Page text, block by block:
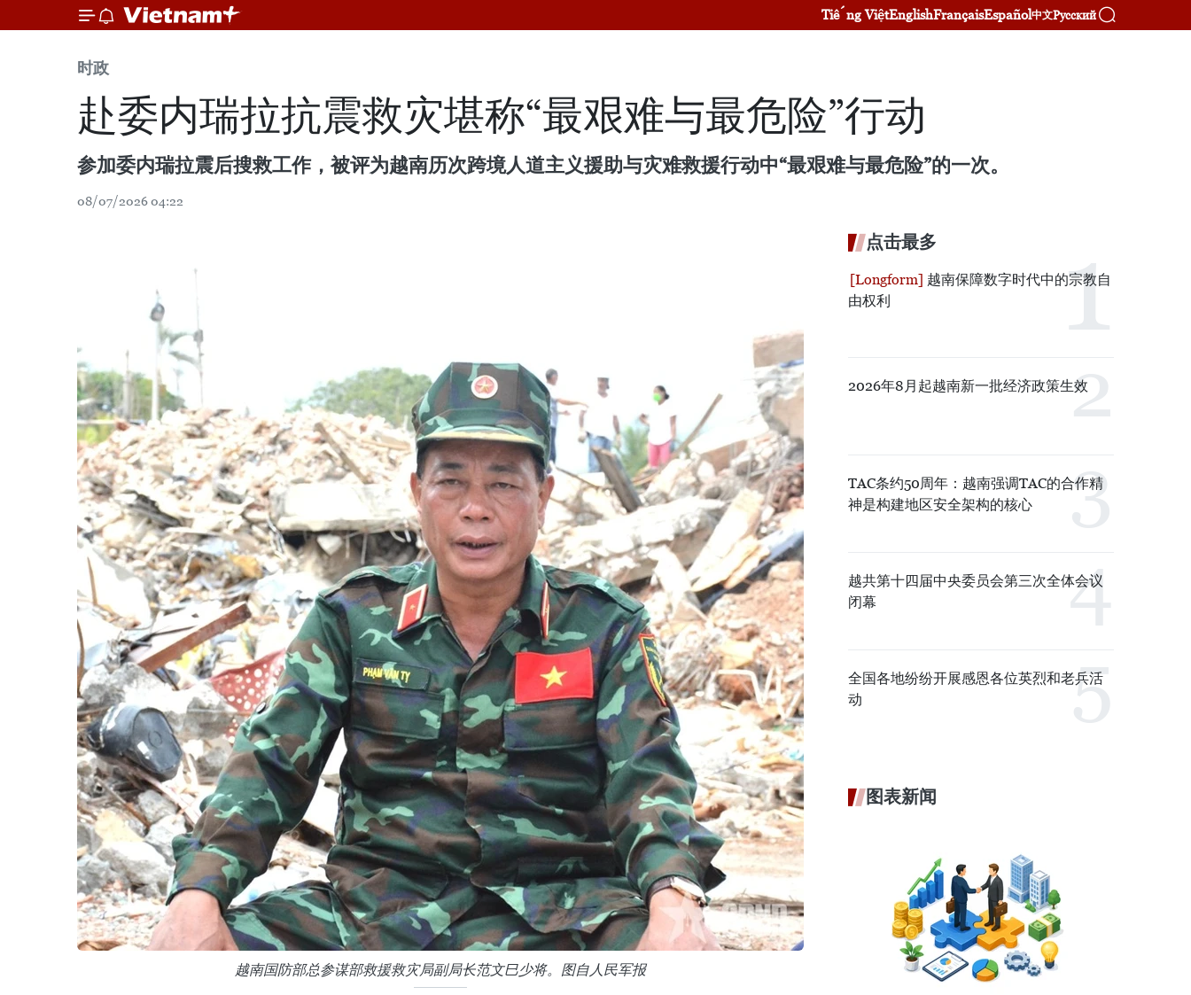
Tiếng ViệtEnglishFrançaisEspañol中文Русский
时政
赴委内瑞拉抗震救灾堪称“最艰难与最危险”行动
参加委内瑞拉震后搜救工作，被评为越南历次跨境人道主义援助与灾难救援行动中“最艰难与最危险”的一次。
08/07/2026 04:22
越南国防部总参谋部救援救灾局副局长范文巳少将。图自人民军报
点击最多
越南保障数字时代中的宗教自
由权利
2026年8月起越南新一批经济政策生效
TAC条约50周年：越南强调TAC的合作精
神是构建地区安全架构的核心
越共第十四届中央委员会第三次全体会议
闭幕
全国各地纷纷开展感恩各位英烈和老兵活
动
图表新闻